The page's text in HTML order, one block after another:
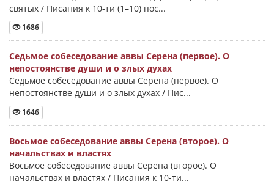
святых / Писания к 10-ти (1–10) пос...
1686
Седьмое собеседование аввы Серена (первое). О
непостоянстве души и о злых духах
Седьмое собеседование аввы Серена (первое). О
непостоянстве души и о злых духах / Пис...
1646
Восьмое собеседование аввы Серена (второе). О
начальствах и властях
Восьмое собеседование аввы Серена (второе). О
начальствах и властях / Писания к 10-ти...